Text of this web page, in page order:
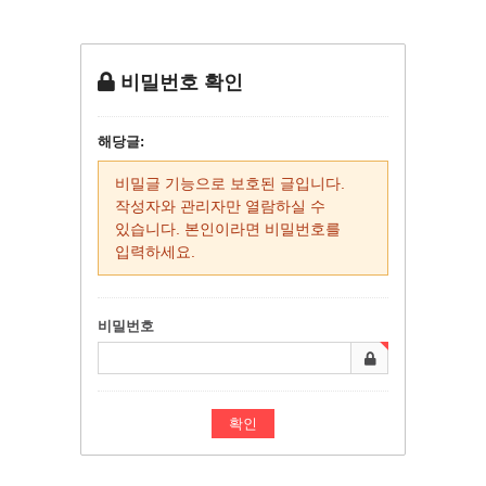
비밀번호 확인
해당글:
비밀글 기능으로 보호된 글입니다.
작성자와 관리자만 열람하실 수
있습니다. 본인이라면 비밀번호를
입력하세요.
비밀번호